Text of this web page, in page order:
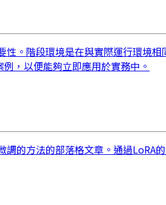
。階段環境是在與實際運行環境
，以便能夠立即應用於實務中。
的方法的部落格文章。通過LoRA